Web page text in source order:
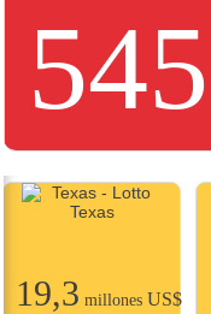
545
19,3 millones US$